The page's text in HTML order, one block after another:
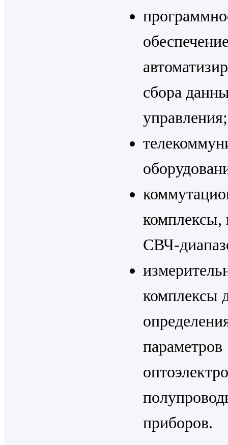
сбора
комплексы,
СВЧ-
комплексы
параметров
приборов.